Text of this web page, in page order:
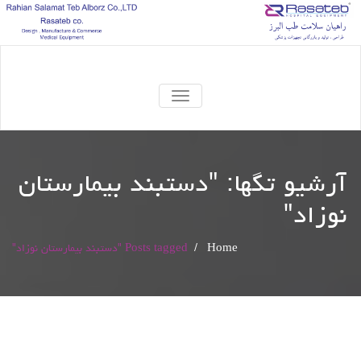
TOGGLE
NAVIGATION
آرشیو تگها: "دستبند بیمارستان
نوزاد"
Home
/ Posts tagged "دستبند بیمارستان نوزاد"